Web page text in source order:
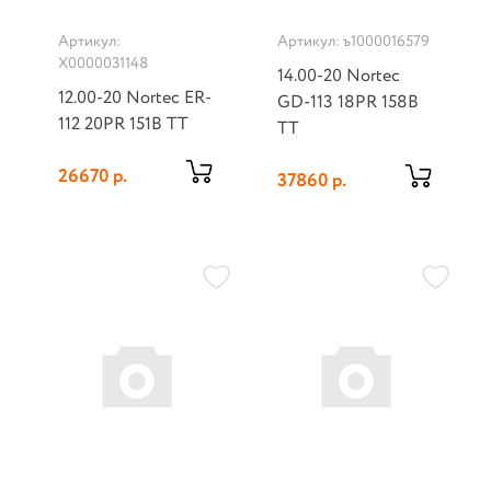
Артикул:
Х0000031148
12.00-20 Nortec ER-
112 20PR 151B TT
26670 р.
Артикул: ъ1000016579
14.00-20 Nortec
GD-113 18PR 158B
TT
37860 р.